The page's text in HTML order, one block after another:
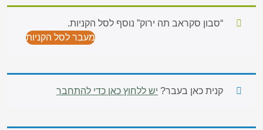
“סבון סקראב תה ירוק” נוסף לסל הקניות.
מעבר לסל הקניות
קנית כאן בעבר? יש ללחוץ כאן כדי להתחבר